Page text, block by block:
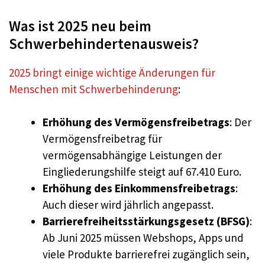
Was ist 2025 neu beim
Schwerbehindertenausweis?
2025 bringt einige wichtige Änderungen für
Menschen mit Schwerbehinderung:
Erhöhung des Vermögensfreibetrags: Der
Vermögensfreibetrag für
vermögensabhängige Leistungen der
Eingliederungshilfe steigt auf 67.410 Euro.
Erhöhung des Einkommensfreibetrags:
Auch dieser wird jährlich angepasst.
Barrierefreiheitsstärkungsgesetz (BFSG):
Ab Juni 2025 müssen Webshops, Apps und
viele Produkte barrierefrei zugänglich sein,